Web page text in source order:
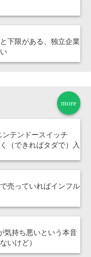
下限がある、独立企業
more
ンテンドースイッチ
（できればタダで）入
売っていればインフル
気持ち悪いという本音
いけど）